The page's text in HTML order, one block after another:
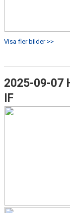
Visa fler bilder >>
2025-09-07
IF